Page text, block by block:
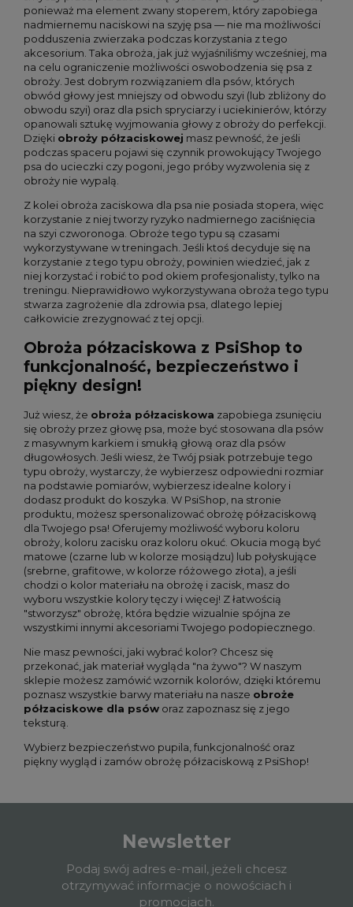
ponieważ ma element zwany stoperem, który zapobiega
nadmiernemu naciskowi na szyję psa — nie ma możliwości
podduszenia zwierzaka podczas korzystania z tego
akcesorium. Taka obroża, jak już wyjaśniliśmy wcześniej, ma
na celu ograniczenie możliwości oswobodzenia się psa z
obroży. Jest dobrym rozwiązaniem dla psów, których
obwód głowy jest mniejszy od obwodu szyi (lub zbliżony do
obwodu szyi) oraz dla psich spryciarzy i uciekinierów, którzy
opanowali sztukę wyjmowania głowy z obroży do perfekcji.
Dzięki obroży półzaciskowej masz pewność, że jeśli
podczas spaceru pojawi się czynnik prowokujący Twojego
psa do ucieczki czy pogoni, jego próby wyzwolenia się z
obroży nie wypalą.
Z kolei obroża zaciskowa dla psa nie posiada stopera, więc
korzystanie z niej tworzy ryzyko nadmiernego zaciśnięcia
na szyi czworonoga. Obroże tego typu są czasami
wykorzystywane w treningach. Jeśli ktoś decyduje się na
korzystanie z tego typu obroży, powinien wiedzieć, jak z
niej korzystać i robić to pod okiem profesjonalisty, tylko na
treningu. Nieprawidłowo wykorzystywana obroża tego typu
stwarza zagrożenie dla zdrowia psa, dlatego lepiej
całkowicie zrezygnować z tej opcji.
Obroża półzaciskowa z PsiShop to
funkcjonalność, bezpieczeństwo i
piękny design!
Już wiesz, że obroża półzaciskowa zapobiega zsunięciu
się obroży przez głowę psa, może być stosowana dla psów
z masywnym karkiem i smukłą głową oraz dla psów
długowłosych. Jeśli wiesz, że Twój psiak potrzebuje tego
typu obroży, wystarczy, że wybierzesz odpowiedni rozmiar
na podstawie pomiarów, wybierzesz idealne kolory i
dodasz produkt do koszyka. W PsiShop, na stronie
produktu, możesz spersonalizować obrożę półzaciskową
dla Twojego psa! Oferujemy możliwość wyboru koloru
obroży, koloru zacisku oraz koloru okuć. Okucia mogą być
matowe (czarne lub w kolorze mosiądzu) lub połyskujące
(srebrne, grafitowe, w kolorze różowego złota), a jeśli
chodzi o kolor materiału na obrożę i zacisk, masz do
wyboru wszystkie kolory tęczy i więcej! Z łatwością
"stworzysz" obrożę, która będzie wizualnie spójna ze
wszystkimi innymi akcesoriami Twojego podopiecznego.
Nie masz pewności, jaki wybrać kolor? Chcesz się
przekonać, jak materiał wygląda "na żywo"? W naszym
sklepie możesz zamówić wzornik kolorów, dzięki któremu
poznasz wszystkie barwy materiału na nasze obroże
półzaciskowe dla psów oraz zapoznasz się z jego
teksturą.
Wybierz bezpieczeństwo pupila, funkcjonalność oraz
piękny wygląd i zamów obrożę półzaciskową z PsiShop!
Newsletter
Podaj swój adres e-mail, jeżeli chcesz
otrzymywać informacje o nowościach i
promocjach.